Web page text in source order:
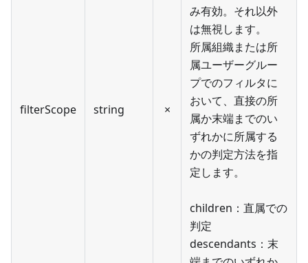
filterScope string ×
み有効。それ以外
は無視します。
所属組織または所
属ユーザーグルー
プでのフィルタに
おいて、直接の所
属か末端までのい
ずれかに所属する
かの判定方法を指
定します。
children：直属での
判定
descendants：末